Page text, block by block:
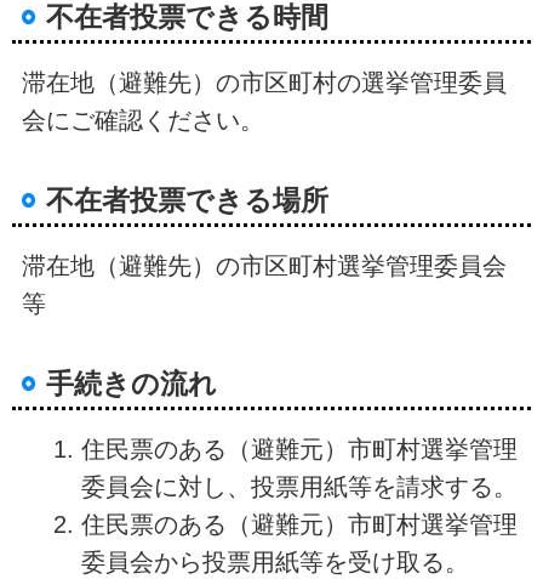
不在者投票できる時間
滞在地（避難先）の市区町村の選挙管理委員
会にご確認ください。
不在者投票できる場所
滞在地（避難先）の市区町村選挙管理委員会
等
手続きの流れ
住民票のある（避難元）市町村選挙管理
委員会に対し、投票用紙等を請求する。
住民票のある（避難元）市町村選挙管理
委員会から投票用紙等を受け取る。